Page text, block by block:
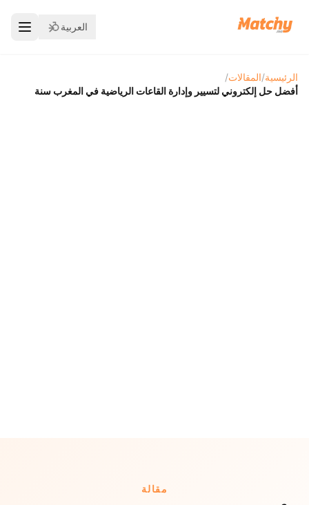
العربية
الرئيسية/المقالات/
أفضل حل إلكتروني لتسيير وإدارة القاعات الرياضية في المغرب سنة
مقالة